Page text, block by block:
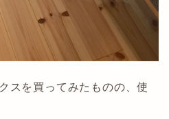
スを買ってみたものの、使